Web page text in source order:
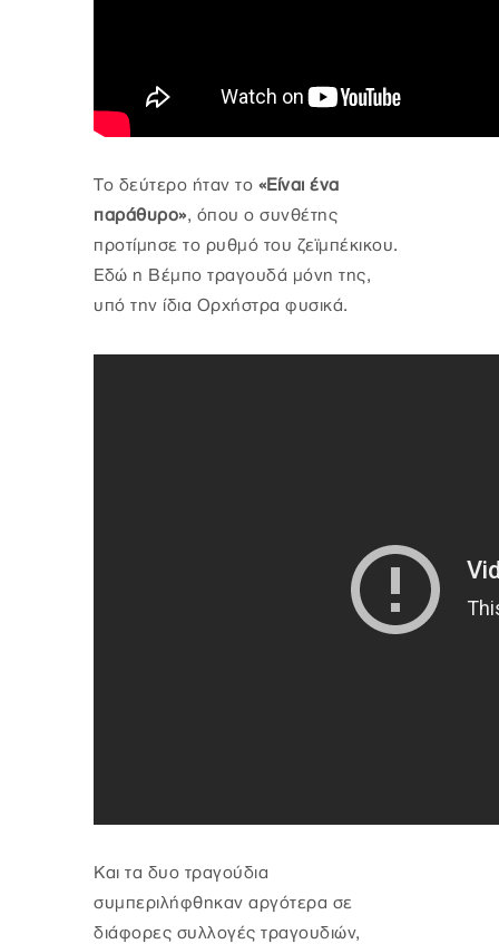
Το δεύτερο ήταν το «Είναι ένα
παράθυρο», όπου ο συνθέτης
προτίμησε το ρυθμό του ζεϊμπέκικου.
Εδώ η Βέμπο τραγουδά μόνη της,
υπό την ίδια Ορχήστρα φυσικά.
Και τα δυο τραγούδια
συμπεριλήφθηκαν αργότερα σε
διάφορες συλλογές τραγουδιών,